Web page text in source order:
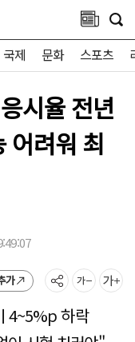
국제 문화 스포츠
시율 전년
려워 최
가
4~5%p 하락